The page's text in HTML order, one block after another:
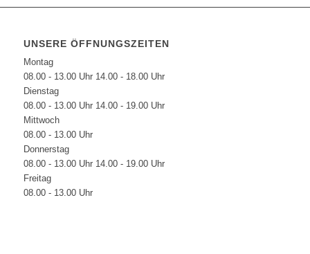
UNSERE ÖFFNUNGSZEITEN
Montag
08.00 - 13.00 Uhr 14.00 - 18.00 Uhr
Dienstag
08.00 - 13.00 Uhr 14.00 - 19.00 Uhr
Mittwoch
08.00 - 13.00 Uhr
Donnerstag
08.00 - 13.00 Uhr 14.00 - 19.00 Uhr
Freitag
08.00 - 13.00 Uhr